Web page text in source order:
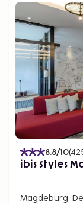
8.8/10(
ibis Styles
Magdeburg,